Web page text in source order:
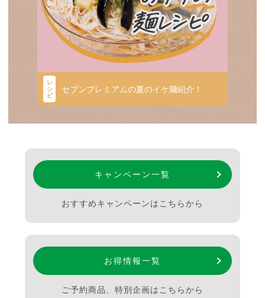
キャンペーン一覧
おすすめキャンペーンはこちらから
お得情報一覧
ご予約商品、特別企画はこちらから
レ
シ
ピ
セブンプレミアムの夏のイケ麺紹介！